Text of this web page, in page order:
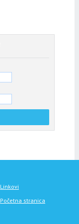
Linkovi
Početna stranica